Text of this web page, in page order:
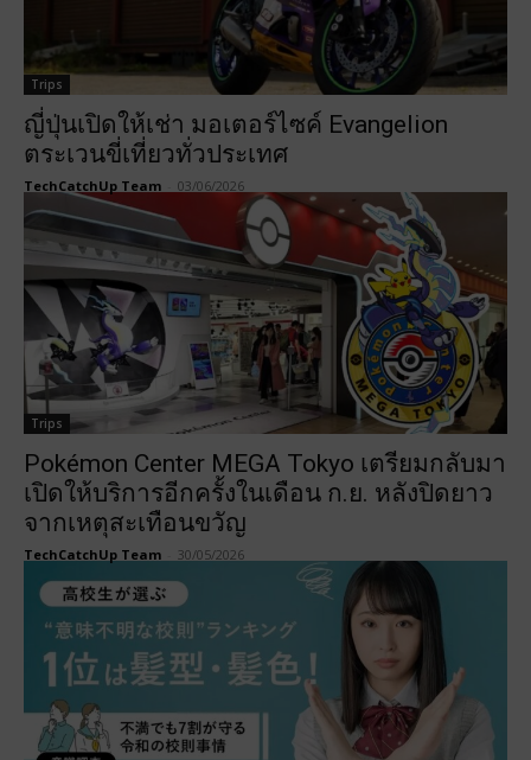
Trips
ญี่ปุ่นเปิดให้เช่า มอเตอร์ไซค์ Evangelion
ตระเวนขี่เที่ยวทั่วประเทศ
TechCatchUp Team 03/06/2026
Trips
Pokémon Center MEGA Tokyo เตรียมกลับมา
เปิดให้บริการอีกครั้งในเดือน ก.ย. หลังปิดยาว
จากเหตุสะเทือนขวัญ
TechCatchUp Team 30/05/2026